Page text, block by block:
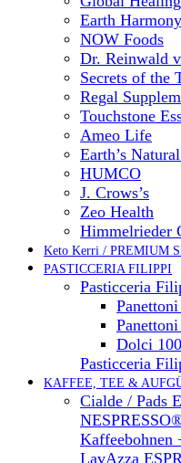
Earth Harmony
NOW Foods
Dr. Reinwald
Secrets of the
Regal
Touchstone
Ameo Life
Earth’s
HUMCO
J. Crows’s
Zeo Health
Himmelrieder
Keto Kerri / PREMIUM
PASTICCERIA FILIPPI
Pasticceria
Dolci
Pasticceria
KAFFEE, TEE &
Cialde / Pads
Kaffeebohnen
LavAzza